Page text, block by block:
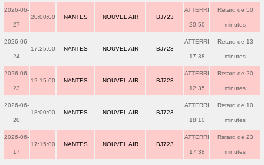
2026-06-
27
20:00:00 NANTES NOUVEL AIR BJ723
ATTERRI
20:50
Retard de 50
minutes
2026-06-
24
17:25:00 NANTES NOUVEL AIR BJ723
ATTERRI
17:38
Retard de 13
minutes
2026-06-
23
12:15:00 NANTES NOUVEL AIR BJ723
ATTERRI
12:35
Retard de 20
minutes
2026-06-
20
18:00:00 NANTES NOUVEL AIR BJ723
ATTERRI
18:10
Retard de 10
minutes
2026-06-
17
17:15:00 NANTES NOUVEL AIR BJ723
ATTERRI
17:38
Retard de 23
minutes